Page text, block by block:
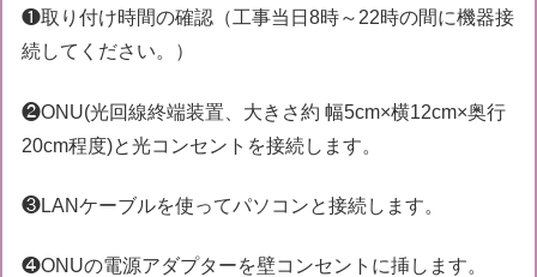
❶取り付け時間の確認（工事当日8時～22時の間に機器接
続してください。）
❷ONU(光回線終端装置、大きさ約 幅5cm×横12cm×奥行
20cm程度)と光コンセントを接続します。
❸LANケーブルを使ってパソコンと接続します。
❹ONUの電源アダプターを壁コンセントに挿します。